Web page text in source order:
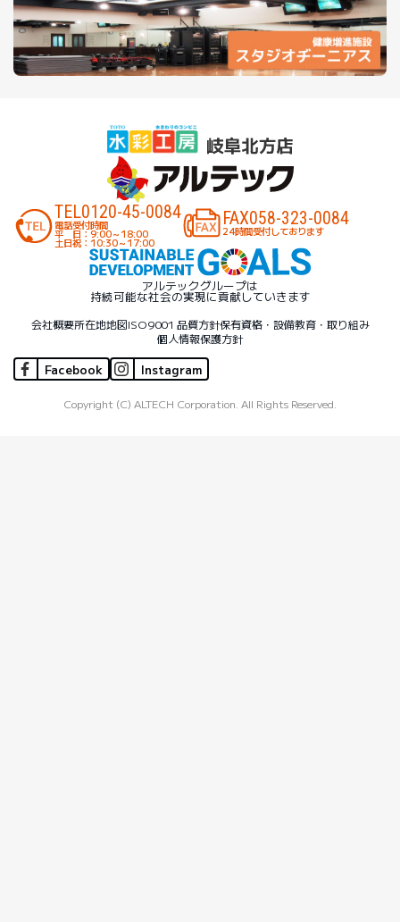
TEL0120-45-0084
電話受付時間
平 日：9:00～18:00
土日祝：10:30～17:00
FAX058-323-0084
24時間受付しております
アルテックグループは
持続可能な社会の実現に貢献していきます
会社概要所在地地図ISO9001 品質方針保有資格・設備教育・取り組み
個人情報保護方針
Facebook Instagram
Copyright (C) ALTECH Corporation. All Rights Reserved.